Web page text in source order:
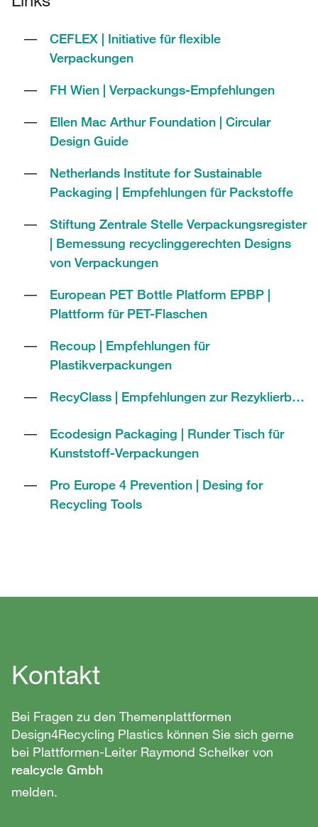
CEFLEX | Initiative für flexible
Verpackungen
FH Wien | Verpackungs-Empfehlungen
Ellen Mac Arthur Foundation | Circular
Design Guide
Netherlands Institute for Sustainable
Packaging | Empfehlungen für Packstoffe
Stiftung Zentrale Stelle Verpackungsregister
| Bemessung recyclinggerechten Designs
von Verpackungen
European PET Bottle Platform EPBP |
Plattform für PET-Flaschen
Recoup | Empfehlungen für
Plastikverpackungen
RecyClass | Empfehlungen zur Rezyklierbarkeit
Ecodesign Packaging | Runder Tisch für
Kunststoff-Verpackungen
Pro Europe 4 Prevention | Desing for
Recycling Tools
Kontakt
Bei Fragen zu den Themenplattformen
Design4Recycling Plastics können Sie sich gerne
bei Plattformen-Leiter Raymond Schelker von
realcycle Gmbh
melden.